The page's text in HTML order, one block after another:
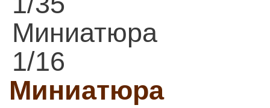
Миниатюра
1/16
Миниатюра